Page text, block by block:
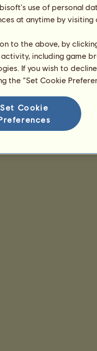
use of personal
at anytime by
to the above, by
including game
If you wish to
the “Set Cookie
Set Cookie